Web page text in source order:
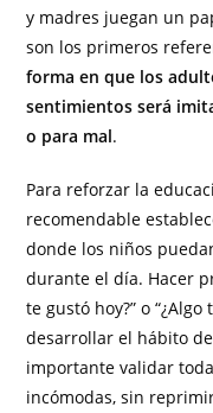
y madres juegan un
son los primeros
forma en que los
sentimientos será
o para mal.
Para reforzar la
recomendable
donde los niños
durante el día. Hacer
te gustó hoy?” o
desarrollar el hábito
importante validar
incómodas, sin